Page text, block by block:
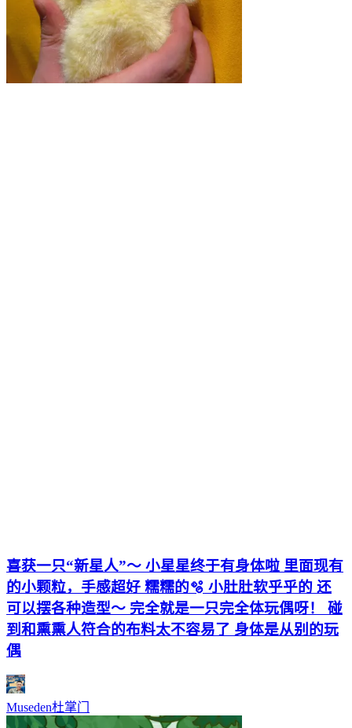
喜获一只“新星人”～ 小星星终于有身体啦 里面现有
的小颗粒，手感超好 糯糯的🫧 小肚肚软乎乎的 还
可以摆各种造型～ 完全就是一只完全体玩偶呀！ 碰
到和熏熏人符合的布料太不容易了 身体是从别的玩
偶
Museden杜掌门